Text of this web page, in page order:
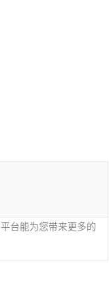
台能为您带来更多的